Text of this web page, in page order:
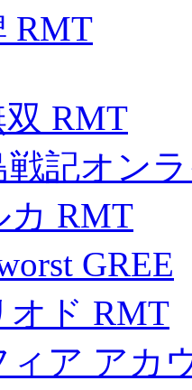
RMT
RMT
戦記オン
カ RMT
GREE
オド RMT
ィア アカ